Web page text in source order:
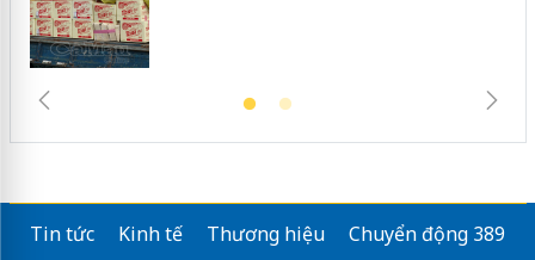
Tin tức Kinh tế Thương hiệu
Chuyển động 389